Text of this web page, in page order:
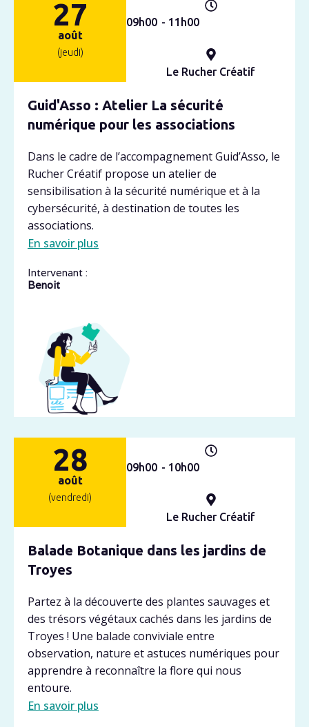
27
août
(jeudi)
09h00 - 11h00
Le Rucher Créatif
Guid'Asso : Atelier La sécurité
numérique pour les associations
Dans le cadre de l’accompagnement Guid’Asso, le
Rucher Créatif propose un atelier de
sensibilisation à la sécurité numérique et à la
cybersécurité, à destination de toutes les
associations.
En savoir plus
Intervenant :
Benoit
28
août
(vendredi)
09h00 - 10h00
Le Rucher Créatif
Balade Botanique dans les jardins de
Troyes
Partez à la découverte des plantes sauvages et
des trésors végétaux cachés dans les jardins de
Troyes ! Une balade conviviale entre
observation, nature et astuces numériques pour
apprendre à reconnaître la flore qui nous
entoure.
En savoir plus